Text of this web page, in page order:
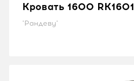
Кровать 1600 RK1601
"Рандеву"